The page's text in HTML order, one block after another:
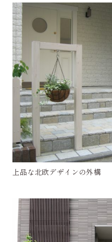
上品な北欧デザインの外構